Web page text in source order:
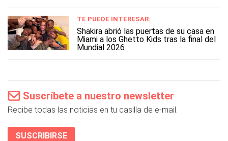
TE PUEDE INTERESAR:
Shakira abrió las puertas de su casa en
Miami a los Ghetto Kids tras la final del
Mundial 2026
Suscríbete a nuestro newsletter
Recibe todas las noticias en tu casilla de e-mail.
SUSCRIBIRSE